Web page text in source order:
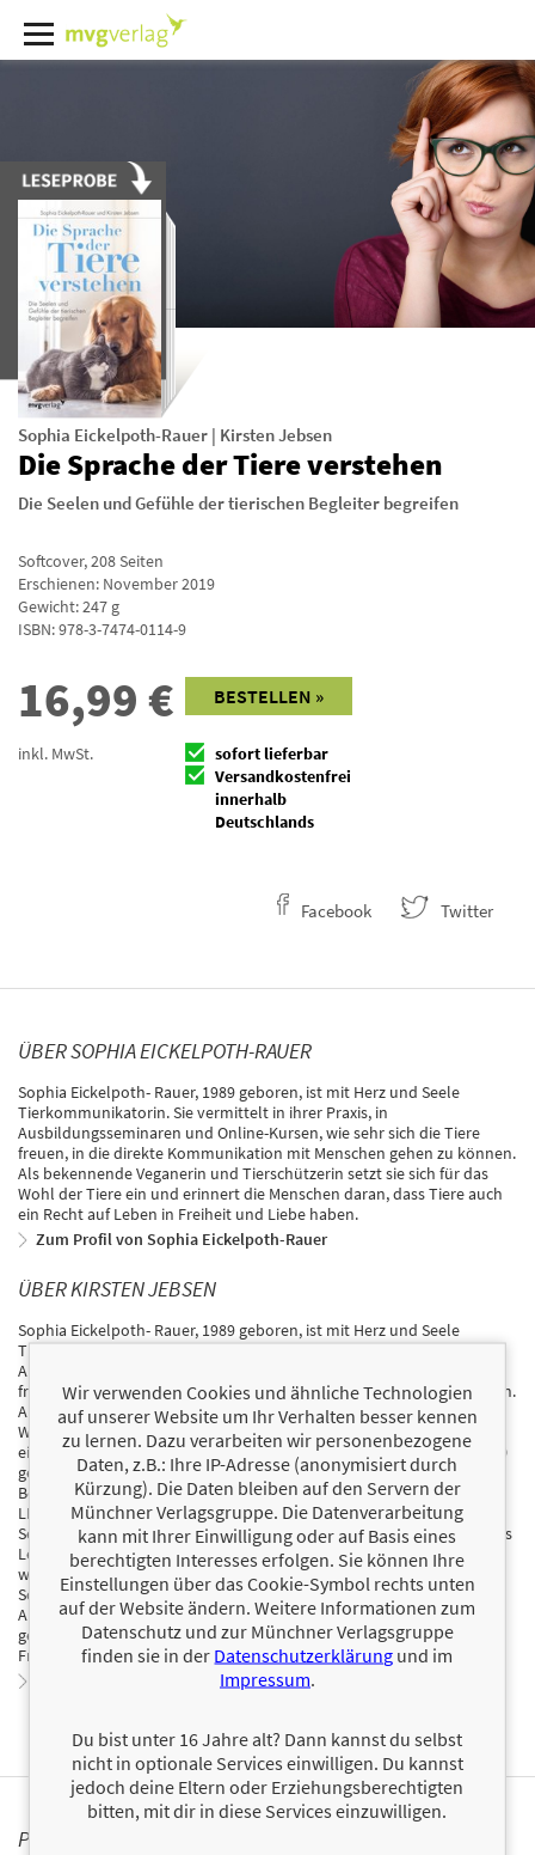
Sophia Eickelpoth-Rauer | Kirsten Jebsen
Die Sprache der Tiere verstehen
Die Seelen und Gefühle der tierischen Begleiter begreifen
Softcover,208Seiten
Erschienen: November 2019
Gewicht: 247 g
ISBN:978-3-7474-0114-9
16,99 €
inkl. MwSt.
BESTELLEN »
sofort lieferbar
Versandkostenfrei
innerhalb
Deutschlands
Facebook Twitter
ÜBER SOPHIA EICKELPOTH-RAUER
Sophia Eickelpoth- Rauer, 1989 geboren, ist mit Herz und Seele
Tierkommunikatorin. Sie vermittelt in ihrer Praxis, in
Ausbildungsseminaren und Online-Kursen, wie sehr sich die Tiere
freuen, in die direkte Kommunikation mit Menschen gehen zu können.
Als bekennende Veganerin und Tierschützerin setzt sie sich für das
Wohl der Tiere ein und erinnert die Menschen daran, dass Tiere auch
ein Recht auf Leben in Freiheit und Liebe haben.
Zum Profil von Sophia Eickelpoth-Rauer
ÜBER KIRSTEN JEBSEN
Sophia Eickelpoth- Rauer, 1989 geboren, ist mit Herz und Seele
Tierkommunikatorin. Sie vermittelt in ihrer Praxis, in
Ausbildungsseminaren und Online-Kursen, wie sehr sich die Tiere
freuen, in die direkte Kommunikation mit Menschen gehen zu können.
Als bekennende Veganerin und Tierschützerin setzt sie sich für das
Wohl der Tiere ein und erinnert die Menschen daran, dass Tiere auch
ein Recht auf Leben in Freiheit und Liebe haben. Kirsten Jebsen, 1960
geboren, lebt und liebt ihre Berufung als Coach und Buchautorin der
Bewusstseinsentwicklung. Mit ihrer "SCHULE DES GLÜCKLICHEN
LEBENS nach Kirsten Jebsen" vermittelt sie in ihren Coachings,
Seminaren, Filmen und Büchern, wie ein glückliches und erfolgreiches
Leben für sich selbst, in Partnerschaft, Familie und Beruf gestaltet
werden kann. Aus Liebe zu den Tieren erfüllen sie und ihre Tochter
Sophia sich mit diesem Buch einen langjährigen Herzenswunsch. Die
Anleitung zur Tierkommunikation, ebenso wie die Sterbebegleitung
geben Einblicke in die Denk- und Gefühlswelt unserer tierischen
Freunde.
Zum Profil von Kirsten Jebsen
PERSONALISIERTE PRODUKTINFORMATIONEN
Wir verwenden Cookies und ähnliche Technologien
auf unserer Website um Ihr Verhalten besser kennen
zu lernen. Dazu verarbeiten wir personenbezogene
Daten, z.B.: Ihre IP-Adresse (anonymisiert durch
Kürzung). Die Daten bleiben auf den Servern der
Münchner Verlagsgruppe. Die Datenverarbeitung
kann mit Ihrer Einwilligung oder auf Basis eines
berechtigten Interesses erfolgen. Sie können Ihre
Einstellungen über das Cookie-Symbol rechts unten
auf der Website ändern. Weitere Informationen zum
Datenschutz und zur Münchner Verlagsgruppe
finden sie in der Datenschutzerklärung und im
Impressum.
Du bist unter 16 Jahre alt? Dann kannst du selbst
nicht in optionale Services einwilligen. Du kannst
jedoch deine Eltern oder Erziehungsberechtigten
bitten, mit dir in diese Services einzuwilligen.